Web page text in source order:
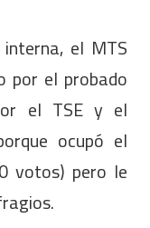
el MTS
por el probado
el TSE y el
ocupó el
votos) pero le